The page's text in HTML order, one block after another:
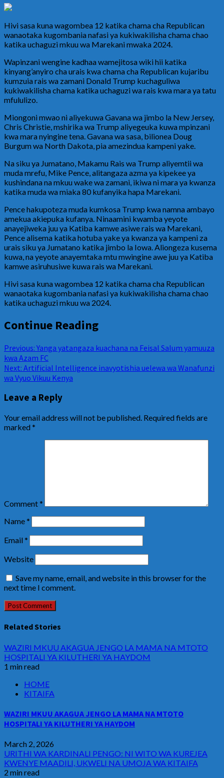
Hivi sasa kuna wagombea 12 katika chama cha Republican
wanaotaka kugombania nafasi ya kukiwakilisha chama chao
katika uchaguzi mkuu wa Marekani mwaka 2024.
Wapinzani wengine kadhaa wamejitosa wiki hii katika
kinyang’anyiro cha urais kwa chama cha Republican kujaribu
kumzuia rais wa zamani Donald Trump kuchaguliwa
kukiwakilisha chama katika uchaguzi wa rais kwa mara ya tatu
mfululizo.
Miongoni mwao ni aliyekuwa Gavana wa jimbo la New Jersey,
Chris Christie, mshirika wa Trump aliyegeuka kuwa mpinzani
kwa mara nyingine tena. Gavana wa sasa, bilionea Doug
Burgum wa North Dakota, pia amezindua kampeni yake.
Na siku ya Jumatano, Makamu Rais wa Trump aliyemtii wa
muda mrefu, Mike Pence, alitangaza azma ya kipekee ya
kushindana na mkuu wake wa zamani, ikiwa ni mara ya kwanza
katika muda wa miaka 80 kufanyika hapa Marekani.
Pence hakupoteza muda kumkosa Trump kwa namna ambayo
amekua akiepuka kufanya. Ninaamini kwamba yeyote
anayejiweka juu ya Katiba kamwe asiwe rais wa Marekani,
Pence alisema katika hotuba yake ya kwanza ya kampeni za
urais siku ya Jumatano katika jimbo la Iowa. Aliongeza kusema
kuwa, na yeyote anayemtaka mtu mwingine awe juu ya Katiba
kamwe asiruhusiwe kuwa rais wa Marekani.
Hivi sasa kuna wagombea 12 katika chama cha Republican
wanaotaka kugombania nafasi ya kukiwakilisha chama chao
katika uchaguzi mkuu wa 2024.
Continue Reading
Previous: Yanga yatangaza kuachana na Feisal Salum yamuuza
kwa Azam FC
Next: Artificial Intelligence inavyotishia uelewa wa Wanafunzi
wa Vyuo Vikuu Kenya
Leave a Reply
Your email address will not be published. Required fields are
marked*
Comment*
Name*
Email*
Website
Save my name, email, and website in this browser for the
next time I comment.
Related Stories
WAZIRI MKUU AKAGUA JENGO LA MAMA NA MTOTO
HOSPITALI YA KILUTHERI YA HAYDOM
1 min read
HOME
KITAIFA
WAZIRI MKUU AKAGUA JENGO LA MAMA NA MTOTO
HOSPITALI YA KILUTHERI YA HAYDOM
March 2, 2026
URITHI WA KARDINALI PENGO: NI WITO WA KUREJEA
KWENYE MAADILI, UKWELI NA UMOJA WA KITAIFA
2 min read